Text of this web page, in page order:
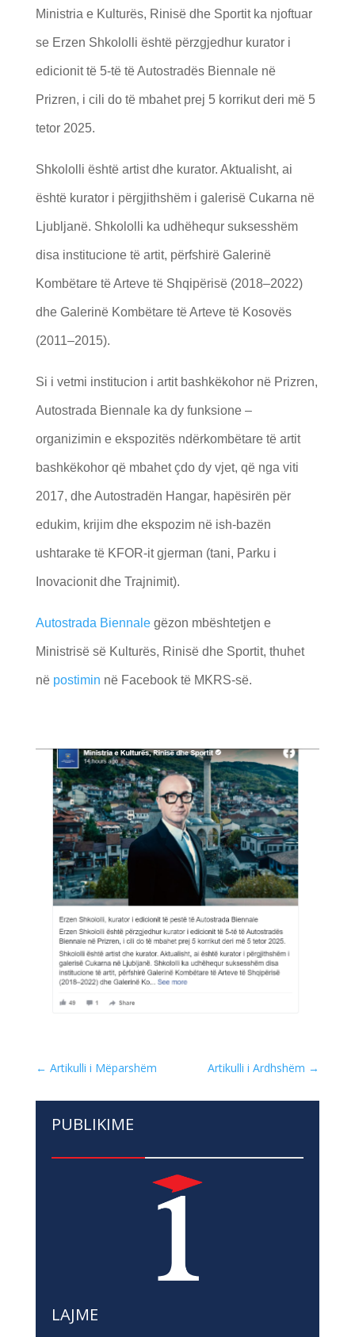
Ministria e Kulturës, Rinisë dhe Sportit ka njoftuar
se Erzen Shkololli është përzgjedhur kurator i
edicionit të 5-të të Autostradës Biennale në
Prizren, i cili do të mbahet prej 5 korrikut deri më 5
tetor 2025.
Shkololli është artist dhe kurator. Aktualisht, ai
është kurator i përgjithshëm i galerisë Cukarna në
Ljubljanë. Shkololli ka udhëhequr suksesshëm
disa institucione të artit, përfshirë Galerinë
Kombëtare të Arteve të Shqipërisë (2018–2022)
dhe Galerinë Kombëtare të Arteve të Kosovës
(2011–2015).
Si i vetmi institucion i artit bashkëkohor në Prizren,
Autostrada Biennale ka dy funksione –
organizimin e ekspozitës ndërkombëtare të artit
bashkëkohor që mbahet çdo dy vjet, që nga viti
2017, dhe Autostradën Hangar, hapësirën për
edukim, krijim dhe ekspozim në ish-bazën
ushtarake të KFOR-it gjerman (tani, Parku i
Inovacionit dhe Trajnimit).
Autostrada Biennalegëzon mbështetjen e
Ministrisë së Kulturës, Rinisë dhe Sportit, thuhet
në postimin në Facebook të MKRS-së.
← Artikulli i Mëparshëm Artikulli i Ardhshëm →
PUBLIKIME
LAJME